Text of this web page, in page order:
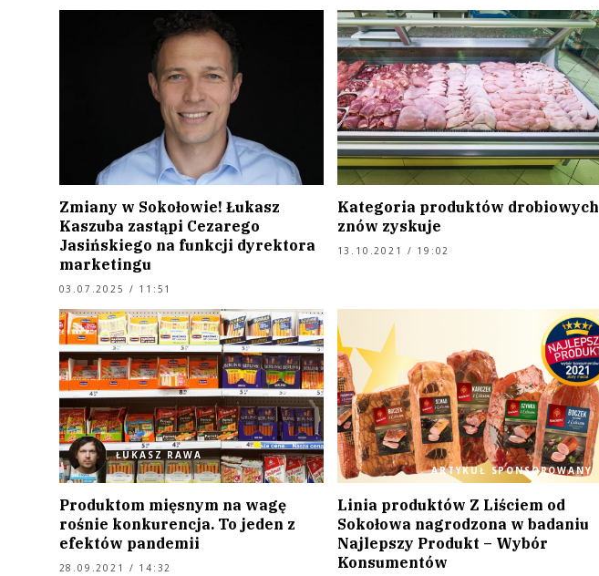
Zmiany w Sokołowie! Łukasz
Kaszuba zastąpi Cezarego
Jasińskiego na funkcji dyrektora
marketingu
03.07.2025 / 11:51
Kategoria produktów drobiowych
znów zyskuje
13.10.2021 / 19:02
ŁUKASZ RAWA
Produktom mięsnym na wagę
rośnie konkurencja. To jeden z
efektów pandemii
28.09.2021 / 14:32
ARTYKUŁ SPONSOROWANY
Linia produktów Z Liściem od
Sokołowa nagrodzona w badaniu
Najlepszy Produkt – Wybór
Konsumentów